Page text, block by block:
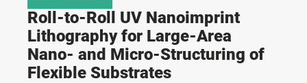
Roll-to-Roll UV Nanoimprint
Lithography for Large-Area
Nano- and Micro-Structuring of
Flexible Substrates